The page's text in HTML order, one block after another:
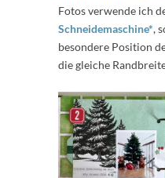
Fotos verwende ich
Schneidemaschine*,
besondere Position
die gleiche